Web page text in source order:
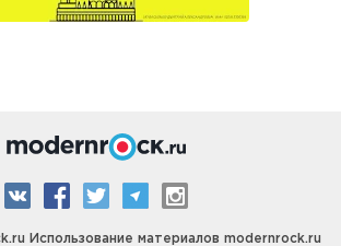
Использование материалов modernrock.ru